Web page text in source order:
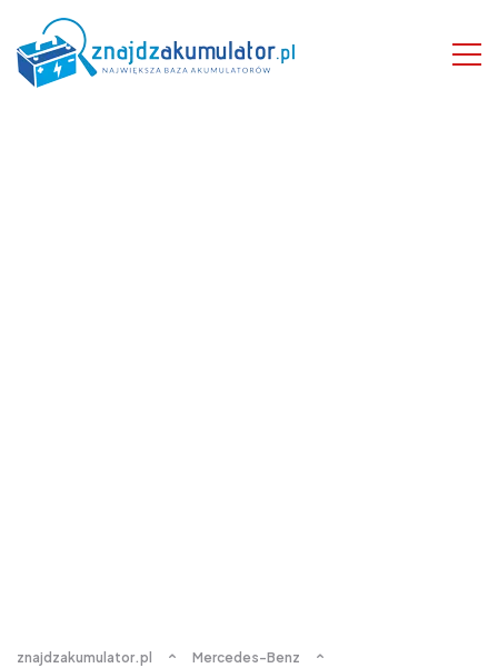
znajdzakumulator.pl
Mercedes-Benz